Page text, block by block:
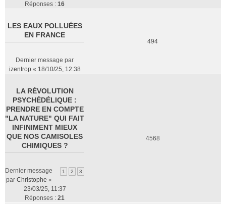
Réponses : 16
LES EAUX POLLUÉES
EN FRANCE
Dernier message par
izentrop« 18/10/25, 12:38
494
LA RÉVOLUTION
PSYCHÉDÉLIQUE :
PRENDRE EN COMPTE
"LA NATURE" QUI FAIT
INFINIMENT MIEUX
QUE NOS CAMISOLES
CHIMIQUES ?
1 2 3
Dernier message
par Christophe «
23/03/25, 11:37
Réponses : 21
4568